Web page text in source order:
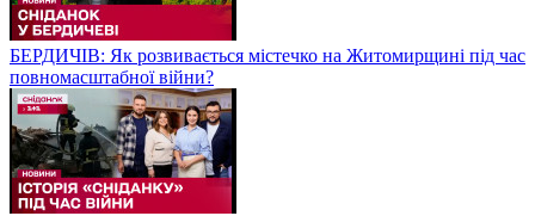
БЕРДИЧІВ: Як розвивається містечко на Житомирщині під час
повномасштабної війни?